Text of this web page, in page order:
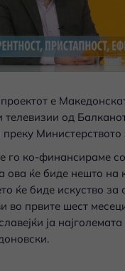
е
од
го ко-финансираме
ова ќе биде нешто на
ќе биде искуство
во првите шест
ја